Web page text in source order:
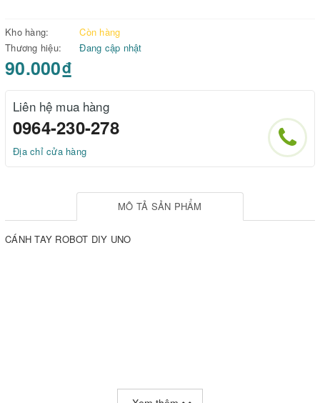
Kho hàng:
Còn hàng
Thương hiệu:
Đang cập nhật
90.000₫
Liên hệ mua hàng
0964-230-278
Địa chỉ cửa hàng
MÔ TẢ SẢN PHẨM
CÁNH TAY ROBOT DIY UNO